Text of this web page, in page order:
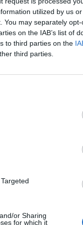
utilized by us
You may separately
on the IAB’s list of
to third parties on the
third parties.
or Sharing
for which it
che
far fare
con
Non
Fazio
il